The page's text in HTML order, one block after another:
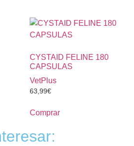
CYSTAID FELINE 180
CAPSULAS
VetPlus
63,99€
Comprar